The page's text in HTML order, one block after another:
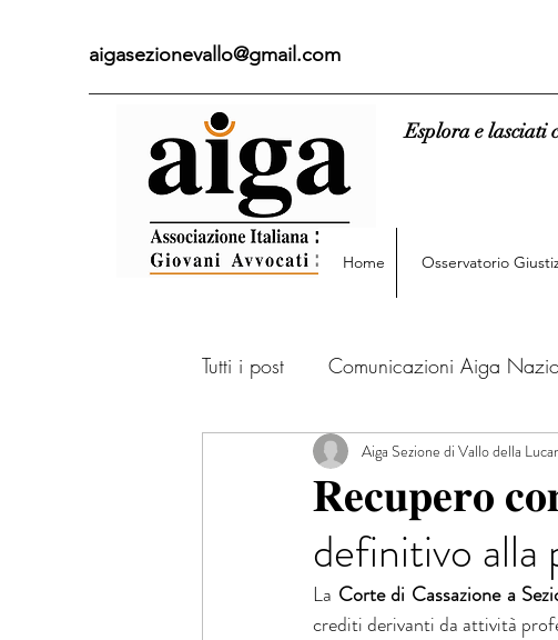
aigasezionevallo@gmail.com
Esplora e lasciati
Home Osservatorio
Tutti i post Comunicazioni Aiga
News Tribunale di Vallo News
𝐑𝐞𝐜𝐮𝐩𝐞𝐫𝐨
definitivo alla
Aiga Sezione di Vallo della
La Corte di Cassazione a
crediti derivanti da attività